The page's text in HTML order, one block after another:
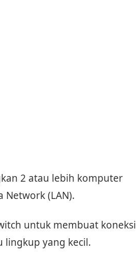
2 atau lebih komputer
Network (LAN).
untuk membuat koneksi
lingkup yang kecil.